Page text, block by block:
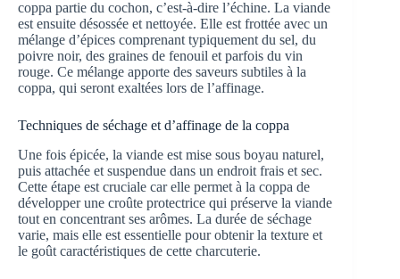
coppa partie du cochon, c’est-à-dire l’échine. La viande
est ensuite désossée et nettoyée. Elle est frottée avec un
mélange d’épices comprenant typiquement du sel, du
poivre noir, des graines de fenouil et parfois du vin
rouge. Ce mélange apporte des saveurs subtiles à la
coppa, qui seront exaltées lors de l’affinage.
Techniques de séchage et d’affinage de la coppa
Une fois épicée, la viande est mise sous boyau naturel,
puis attachée et suspendue dans un endroit frais et sec.
Cette étape est cruciale car elle permet à la coppa de
développer une croûte protectrice qui préserve la viande
tout en concentrant ses arômes. La durée de séchage
varie, mais elle est essentielle pour obtenir la texture et
le goût caractéristiques de cette charcuterie.